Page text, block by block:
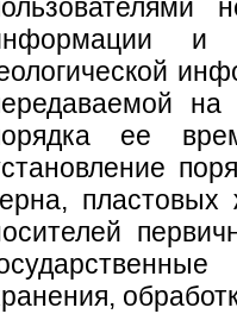
и
на
ее